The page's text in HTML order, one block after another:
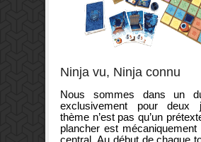
Ninja vu, Ninja connu
Nous sommes dans un
exclusivement pour deux
thème n’est pas qu’un
plancher est mécaniquement
central. Au début de chaque